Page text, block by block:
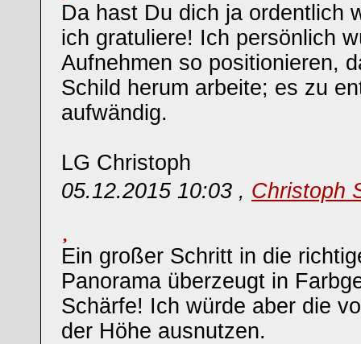
Da hast Du dich ja ordentlich
ich gratuliere! Ich persönlich
Aufnehmen so positionieren,
Schild herum arbeite; es zu
aufwändig.
LG Christoph
05.12.2015 10:03 , Christoph
Ein großer Schritt in die
Panorama überzeugt in
Schärfe! Ich würde aber die
der Höhe ausnutzen.